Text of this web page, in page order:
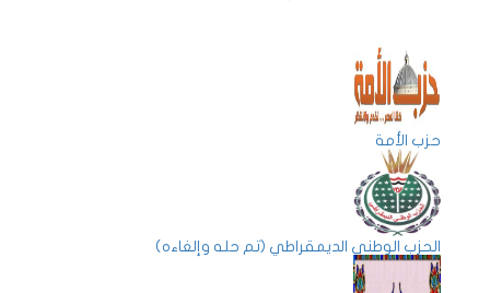
حزب الأمة
الحزب الوطنى الديمقراطي (تم حله وإلغاءه)